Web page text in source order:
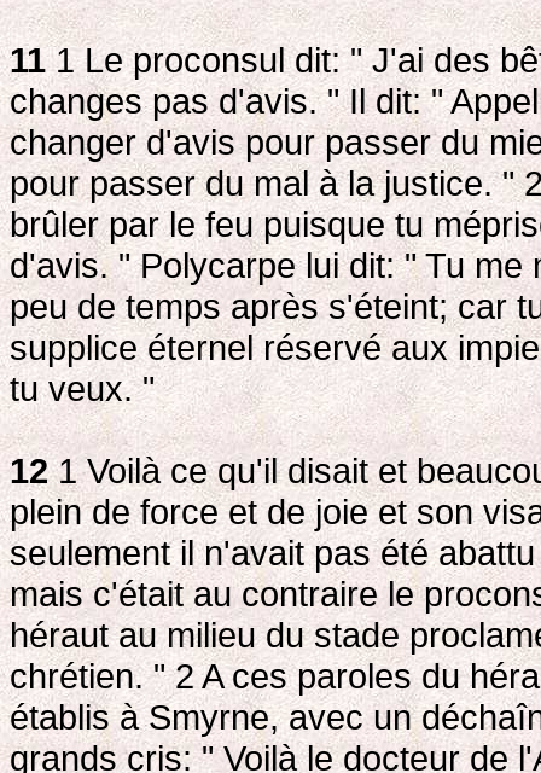
111 Le proconsul dit: " J'ai des
changes pas d'avis. " Il dit: "
changer d'avis pour passer du
pour passer du mal à la justice. "
brûler par le feu puisque tu
d'avis. " Polycarpe lui dit: " Tu
peu de temps après s'éteint; car
supplice éternel réservé aux
tu veux. "
121 Voilà ce qu'il disait et
plein de force et de joie et son
seulement il n'avait pas été
mais c'était au contraire le
héraut au milieu du stade
chrétien. " 2A ces paroles du
établis à Smyrne, avec un
grands cris: " Voilà le docteur de